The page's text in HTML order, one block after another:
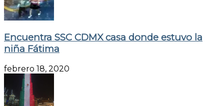
Encuentra SSC CDMX casa donde estuvo la
niña Fátima
febrero 18, 2020